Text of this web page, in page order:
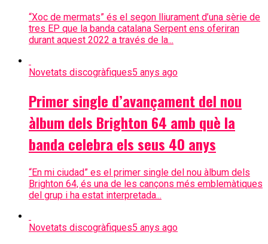
“Xoc de mermats” és el segon lliurament d’una sèrie de
tres EP que la banda catalana Serpent ens oferiran
durant aquest 2022 a través de la...
Novetats discogràfiques5 anys ago
Primer single d’avançament del nou
àlbum dels Brighton 64 amb què la
banda celebra els seus 40 anys
“En mi ciudad” es el primer single del nou àlbum dels
Brighton 64, és una de les cançons més emblemàtiques
del grup i ha estat interpretada...
Novetats discogràfiques5 anys ago